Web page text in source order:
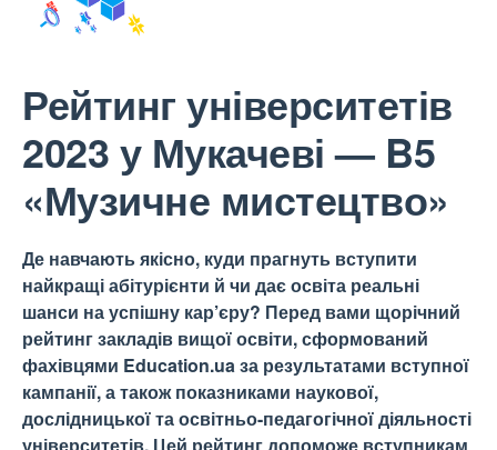
Рейтинг університетів
2023 у Мукачеві — B5
«Музичне мистецтво»
Де навчають якісно, куди прагнуть вступити
найкращі абітурієнти й чи дає освіта реальні
шанси на успішну кар’єру? Перед вами щорічний
рейтинг закладів вищої освіти, сформований
фахівцями Education.ua за результатами вступної
кампанії, а також показниками наукової,
дослідницької та освітньо-педагогічної діяльності